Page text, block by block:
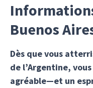
Buenos
Dès que vous
de l’Argentine,
agréable—et un